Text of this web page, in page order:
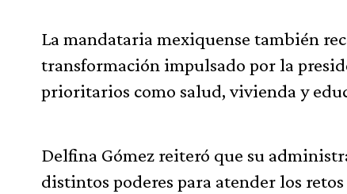
La mandataria mexiquense también
transformación impulsado por la
prioritarios como salud, vivienda y
Delfina Gómez reiteró que su
distintos poderes para atender los